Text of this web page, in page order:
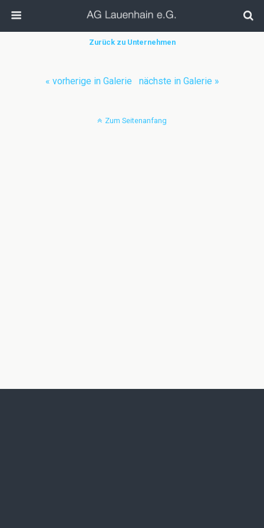
Zurück zu Unternehmen
« vorherige in Galerie nächste in Galerie »
Zum Seitenanfang